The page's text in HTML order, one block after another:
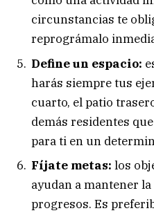
circunstancias te
reprográmalo
Define un espacio:
harás siempre tus
cuarto, el patio
demás residentes
para ti en un
Fíjate metas: los
ayudan a mantener
progresos. Es